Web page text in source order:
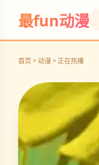
最fun动漫
首页 > 动漫 > 正在热播